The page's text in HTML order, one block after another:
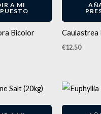
A MI
Bicolor Caulastrea
€12.50